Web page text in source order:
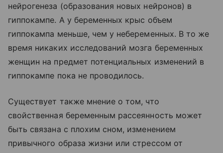
нейрогенеза (образования новых нейронов) в
гиппокампе. А у беременных крыс объем
гиппокампа меньше, чем у небеременных. В то же
время никаких исследований мозга беременных
женщин на предмет потенциальных изменений в
гиппокампе пока не проводилось.
Существует также мнение о том, что
свойственная беременным рассеянность может
быть связана с плохим сном, изменением
привычного образа жизни или стрессом от